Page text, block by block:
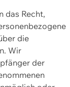
das Recht,
die
Wir
der